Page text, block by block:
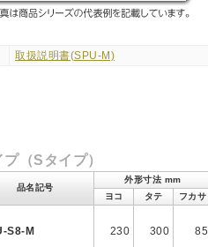
取扱説明書(SPU-M)
（Sタイプ）
品名記号
外形寸法 mm
ヨコ タテ フカサ
S8-M 230 300 85